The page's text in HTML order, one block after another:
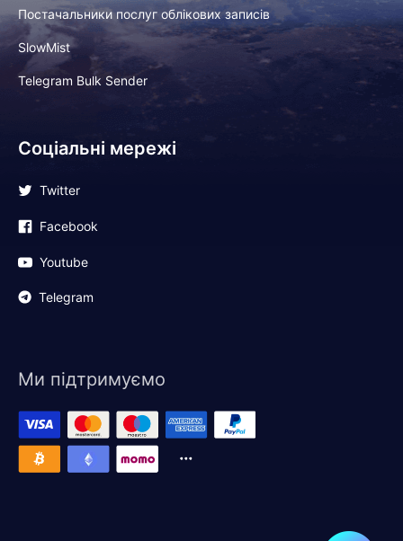
Постачальники послуг облікових записів
SlowMist
Telegram Bulk Sender
Соціальні мережі
Twitter
Facebook
Youtube
Telegram
Ми підтримуємо